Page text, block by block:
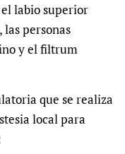
labio superior
personas
y el filtrum
que se realiza
local para